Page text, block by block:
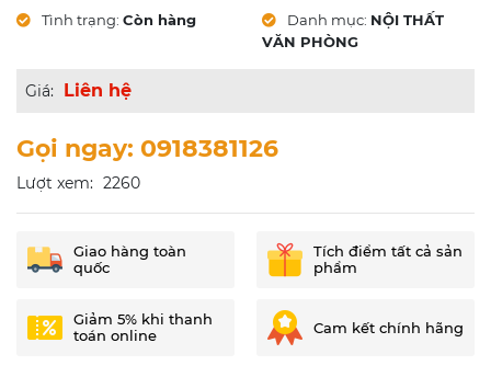
Tình trạng: Còn hàng Danh mục: NỘI THẤT
VĂN PHÒNG
Giá: Liên hệ
Gọi ngay: 0918381126
Lượt xem: 2260
Giao hàng toàn
quốc
Tích điểm tất cả sản
phẩm
Giảm 5% khi thanh
toán online
Cam kết chính hãng